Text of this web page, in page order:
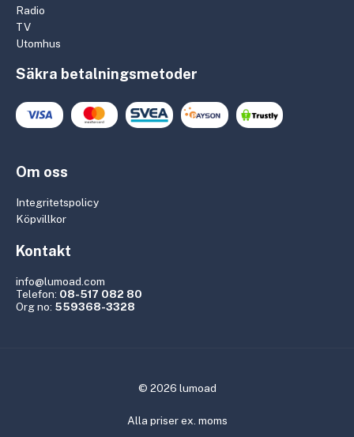
Radio
TV
Utomhus
Säkra betalningsmetoder
Om oss
Integritetspolicy
Köpvillkor
Kontakt
info@lumoad.com
Telefon: 08-517 082 80
Org no: 559368-3328
© 2026 lumoad
Alla priser ex. moms